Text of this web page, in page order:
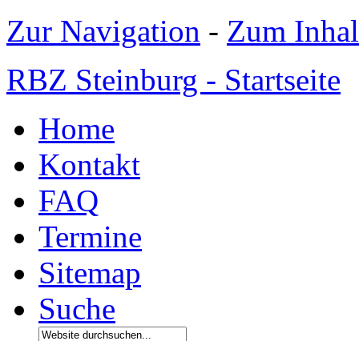
Zur Navigation - Zum
RBZ Steinburg - Startseite
Home
Kontakt
FAQ
Termine
Sitemap
Suche